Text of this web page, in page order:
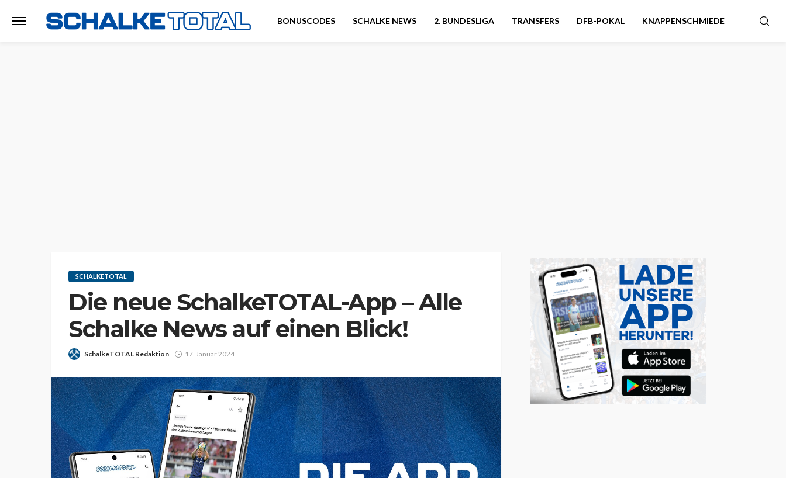
BONUSCODES SCHALKE NEWS 2. BUNDESLIGA TRANSFERS DFB-POKAL KNAPPENSCHMIEDE
SCHALKETOTAL
Die neue SchalkeTOTAL-App – Alle
Schalke News auf einen Blick!
SchalkeTOTAL Redaktion 17. Januar 2024